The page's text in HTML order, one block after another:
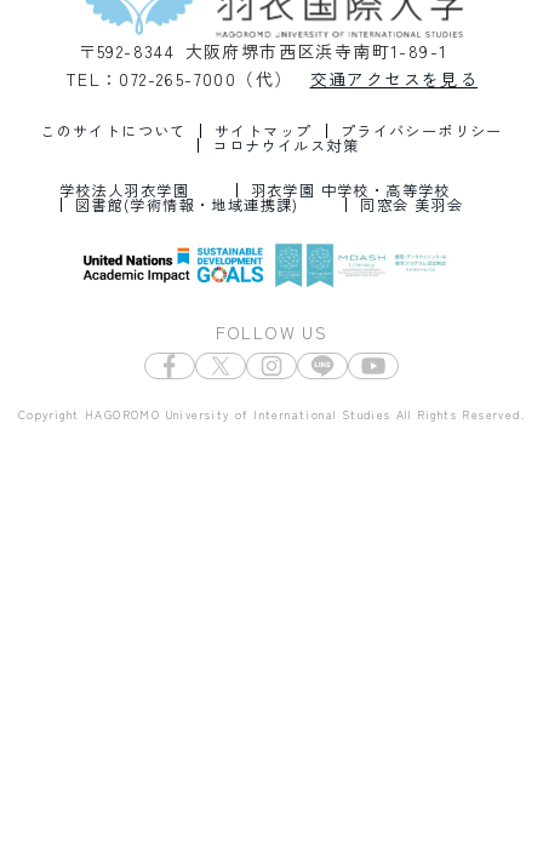
〒592-8344 大阪府堺市西区浜寺南町1-89-1
TEL：072-265-7000（代）
交通アクセスを見る
このサイトについて サイトマップ プライバシーポリシー
コロナウイルス対策
学校法人羽衣学園 羽衣学園 中学校・高等学校
図書館(学術情報・地域連携課) 同窓会 美羽会
FOLLOW US
Copyright HAGOROMO University of International Studies All Rights Reserved.